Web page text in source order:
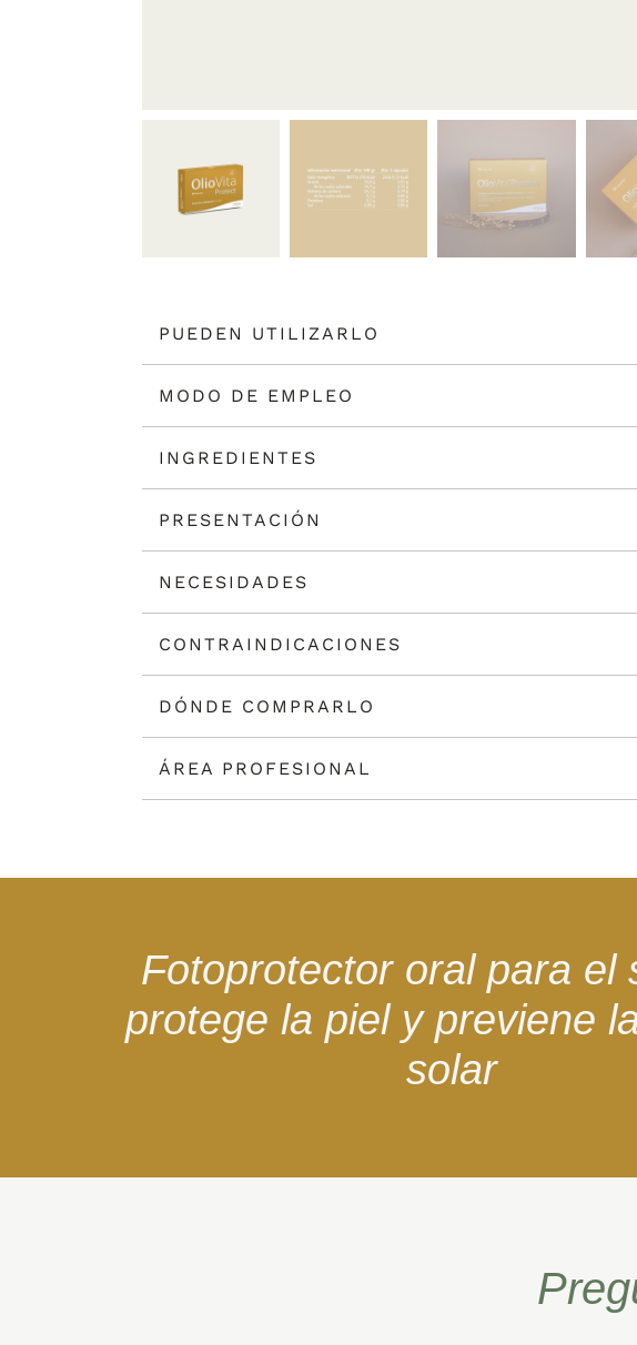
PUEDEN UTILIZARLO
MODO DE EMPLEO
INGREDIENTES
PRESENTACIÓN
NECESIDADES
CONTRAINDICACIONES
DÓNDE COMPRARLO
ÁREA PROFESIONAL
Fotoprotector oral para el
protege la piel y previene
solar